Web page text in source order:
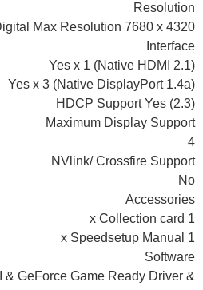
Resolution
Max Resolution 7680 x 4320
Interface
Yes x 1 (Native HDMI 2.1)
Yes x 3 (Native DisplayPort 1.4a)
HDCP Support Yes (2.3)
Maximum Display Support
4
NVlink/ Crossfire Support
No
Accessories
1 x Collection card
1 x Speedsetup Manual
Software
& GeForce Game Ready Driver &